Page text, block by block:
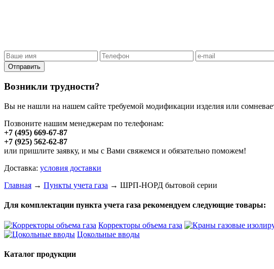
Отправить
Возникли трудности?
Вы не нашли на нашем сайте требуемой модификации изделия или
Позвоните нашим менеджерам по телефонам:
+7 (495) 669-67-87
+7 (925) 562-62-87
или пришлите заявку, и мы с Вами свяжемся и обязательно поможем!
Доставка: условия доставки
Главная → Пункты учета газа → ШРП-НОРД бытовой серии
Для комплектации пункта учета газа рекомендуем следующие товары:
Корректоры объема газа
Цокольные вводы
Каталог продукции